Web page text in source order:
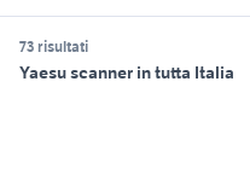
73 risultati
Yaesu scanner in tutta Italia